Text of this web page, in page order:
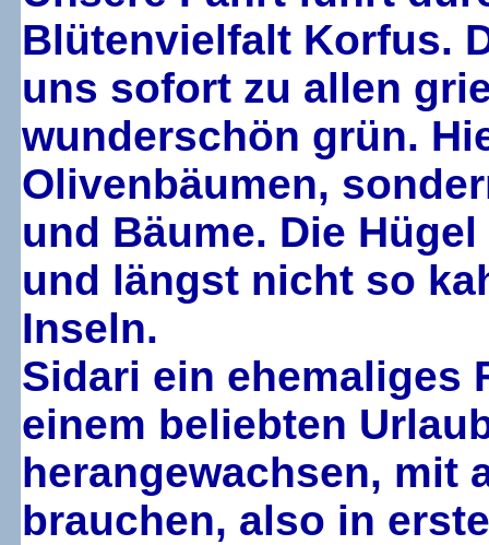
Blütenvielfalt Korfus.
uns sofort zu allen
wunderschön grün.
Olivenbäumen,
und Bäume. Die
und längst nicht so
Inseln.
Sidari ein ehemaliges
einem beliebten
herangewachsen, mit
brauchen, also in